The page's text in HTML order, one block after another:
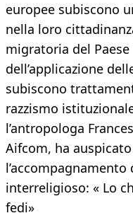
europee subiscono
nella loro
migratoria del
dell’applicazione
subiscono
razzismo
l’antropologa
Aifcom, ha
interreligioso: « Lo
fedi»